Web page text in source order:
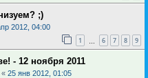
;)
2012, 04:00
1 6 7 8 9
- 12 ноября 2011
« 25 янв 2012, 01:05